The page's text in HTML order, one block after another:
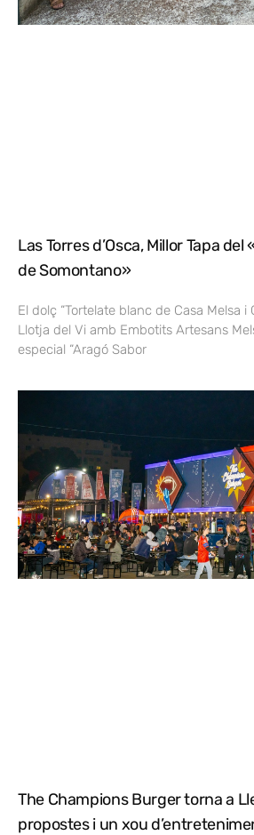
Las Torres d’Osca, Millor Tapa
de Somontano»
El dolç “Tortelate blanc de Casa Melsa i
Llotja del Vi amb Embotits Artesans
especial “Aragó Sabor
The Champions Burger torna a
propostes i un xou